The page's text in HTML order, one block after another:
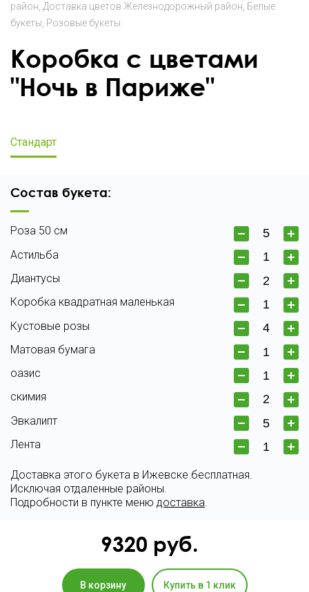
район Доставка цветов Железнодорожный район Белые
букеты Розовые букеты
Коробка с цветами
"Ночь в Париже"
Стандарт
Состав букета:
Роза 50 см
Астильба
Диантусы
Коробка квадратная маленькая
Кустовые розы
Матовая бумага
оазис
скимия
Эвкалипт
Лента
Доставка этого букета в Ижевске бесплатная.
Исключая отдаленные районы.
Подробности в пункте меню доставка.
9320 руб.
В корзину Купить в 1 клик